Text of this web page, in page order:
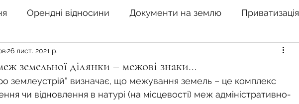
Орендні відносини Документи на землю Приватизація
стосовно земельної сфери Органи місцевого самоврядування
Спадкування земельної ділянки
земельної ділянки – межові знаки…
26 лист. 2021 р.
землеустрій” визначає, що межування земель – це комплекс
чи відновлення в натурі (на місцевості) меж адміністративно-